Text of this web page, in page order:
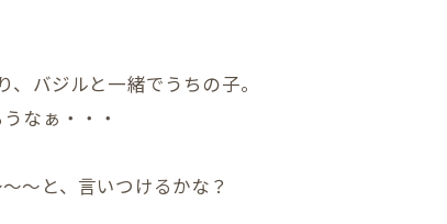
バジルと一緒でうちの子。
なぁ・・・
～と、言いつけるかな？